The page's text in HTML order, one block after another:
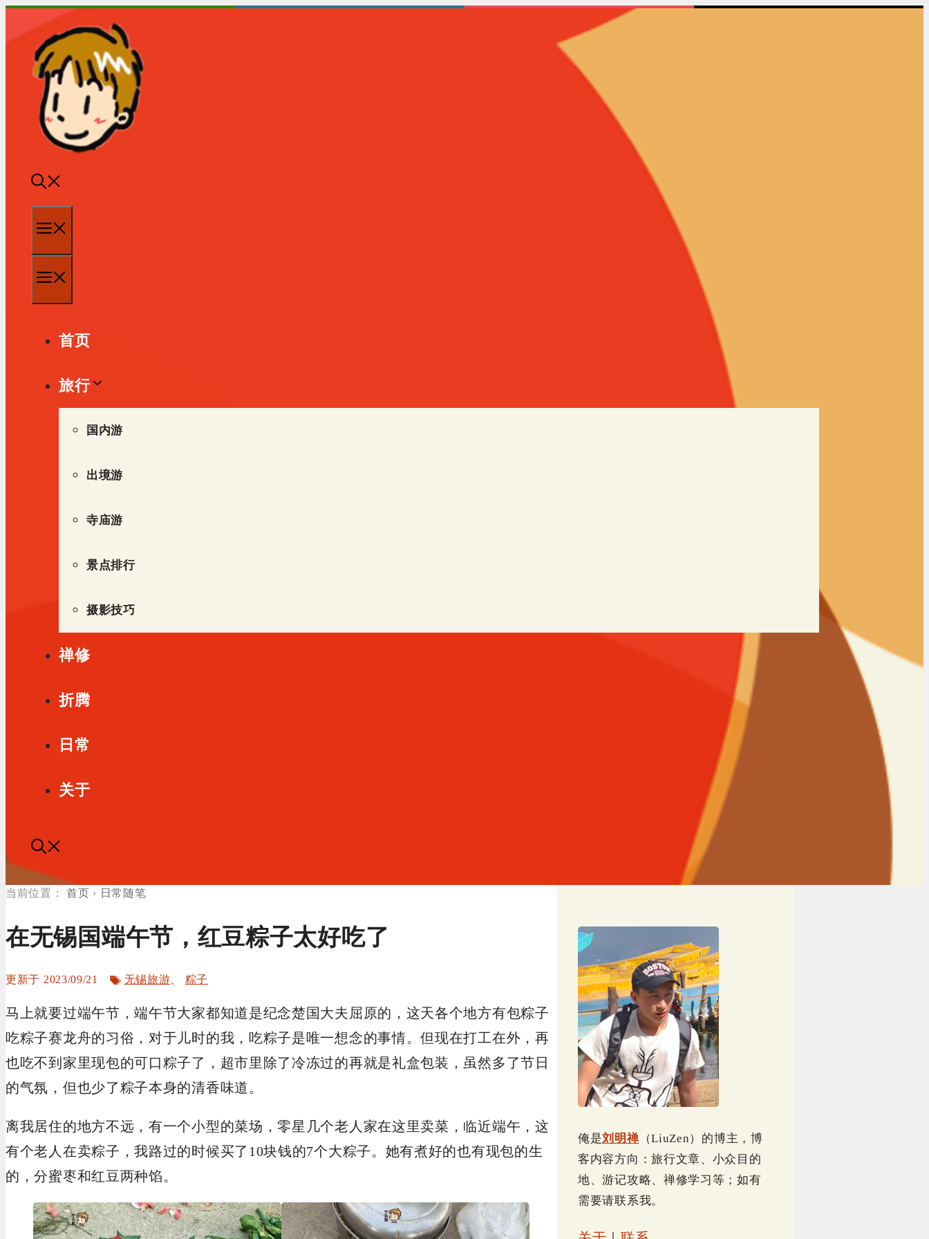
至
首页
旅行
国内游
出境游
寺庙游
景点排行
摄影技巧
禅修
折腾
日常
关于
首页 › 日常随笔
在无锡国端午节，红豆粽子太好吃了
2023/09/21
标
无锡旅游、 粽子
马上就要过端午节，端午节大家都知道是纪念楚国大夫屈原的，这天各个地方有包粽子
吃粽子赛龙舟的习俗，对于儿时的我，吃粽子是唯一想念的事情。但现在打工在外，再
也吃不到家里现包的可口粽子了，超市里除了冷冻过的再就是礼盒包装，虽然多了节日
的气氛，但也少了粽子本身的清香味道。
离我居住的地方不远，有一个小型的菜场，零星几个老人家在这里卖菜，临近端午，这
有个老人在卖粽子，我路过的时候买了10块钱的7个大粽子。她有煮好的也有现包的生
的，分蜜枣和红豆两种馅。
俺是刘明禅（LiuZen）的博主，博
客内容方向：旅行文章、小众目的
地、游记攻略、禅修学习等；如有
需要请联系我。